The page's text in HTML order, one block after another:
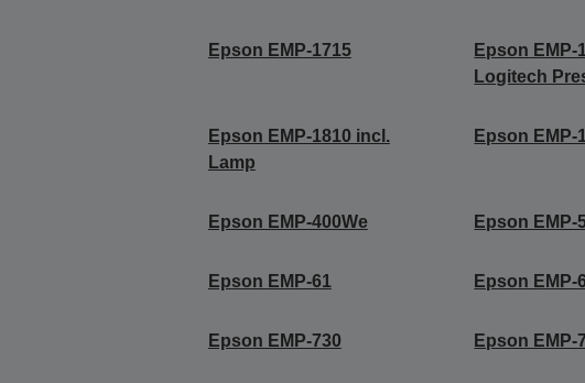
Epson EMP-1715
Epson EMP-
Logitech
Epson EMP-1810 incl.
Lamp
Epson EMP-
Epson EMP-400We Epson EMP-
Epson EMP-61 Epson EMP-
Epson EMP-730 Epson EMP-